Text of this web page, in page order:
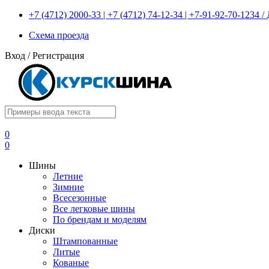
+7 (4712) 2000-33 | +7 (4712) 74-12-34 | +7-91-92-70-1234
Схема проезда
Вход /Регистрация
0
0
Шины
Летние
Зимние
Всесезонные
Все легковые шины
По брендам и моделям
Диски
Штампованные
Литые
Кованые